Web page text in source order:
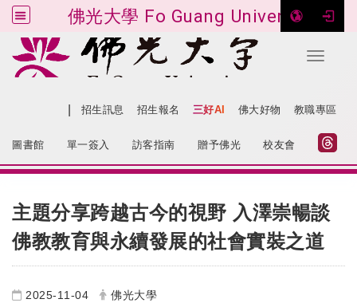
佛光大學 Fo Guang University
Toggle
跳到主要內容
招生訊息 招生報名 三好AI 佛大好物 教職專區
圖書館 單一簽入 訪客指南 贈予佛光 校友會
主題分享跨越古今的視野 入澤崇暢談
佛教教育與永續發展的社會實裝之道
2025-11-04 佛光大學